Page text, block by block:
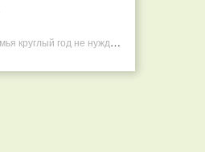
Горжусь тем, что моя семья круглый год не нуждается в покупных витаминах